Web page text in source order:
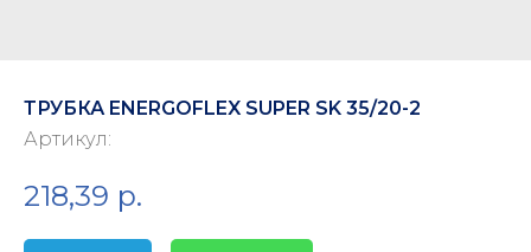
ТРУБКА ENERGOFLEX SUPER SK 35/20-2
Артикул:
218,39 р.